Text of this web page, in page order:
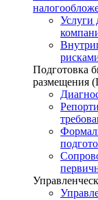
Услуги
Подготовка
размещения